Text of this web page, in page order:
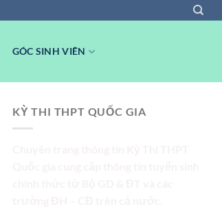
GÓC SINH VIÊN
KỲ THI THPT QUỐC GIA